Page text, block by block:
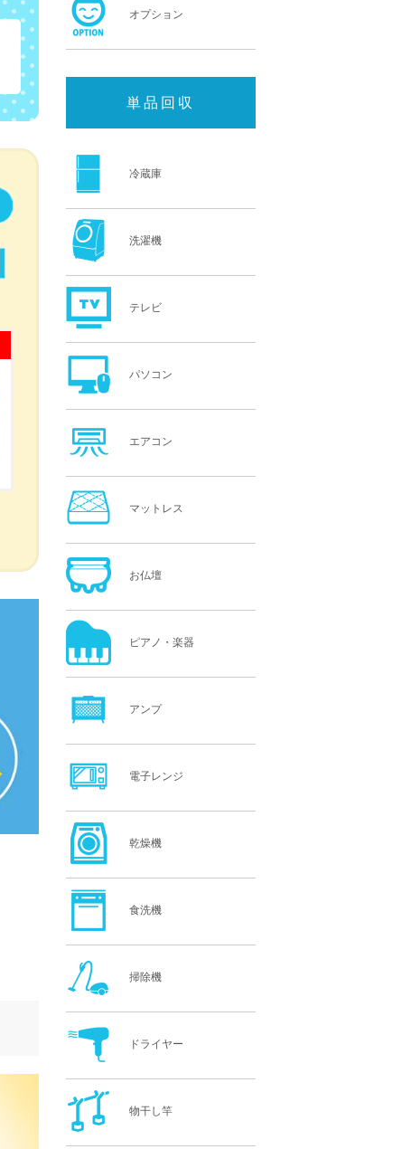
オプション
単品回収
冷蔵庫
洗濯機
テレビ
パソコン
エアコン
マットレス
お仏壇
ピアノ・楽器
アンプ
電子レンジ
乾燥機
食洗機
掃除機
ドライヤー
物干し竿